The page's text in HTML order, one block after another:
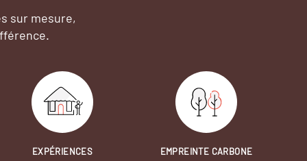
sur mesure,
EXPÉRIENCES
EMPREINTE CARBONE